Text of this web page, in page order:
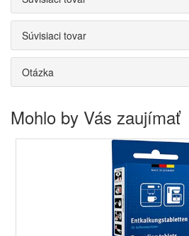
Súvisiaci tovar
Otázka
Mohlo by Vás zaujímať